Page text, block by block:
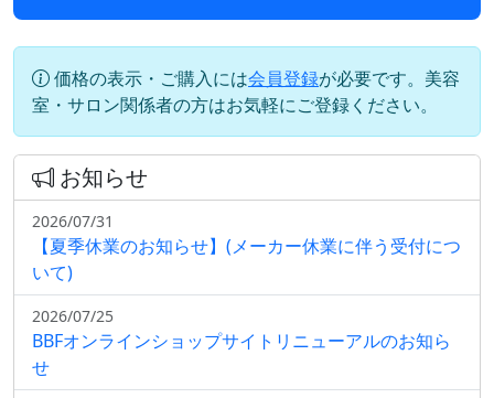
価格の表示・ご購入には会員登録が必要です。美容
室・サロン関係者の方はお気軽にご登録ください。
お知らせ
2026/07/31
【夏季休業のお知らせ】(メーカー休業に伴う受付につ
いて)
2026/07/25
BBFオンラインショップサイトリニューアルのお知ら
せ